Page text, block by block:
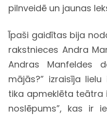
pilnveidē un jaunas
Īpaši gaidītas bija
rakstnieces Andra
Andras Manfeldes
mājās?” izraisīja
tika apmeklēta teātra
noslēpums”, kas ir